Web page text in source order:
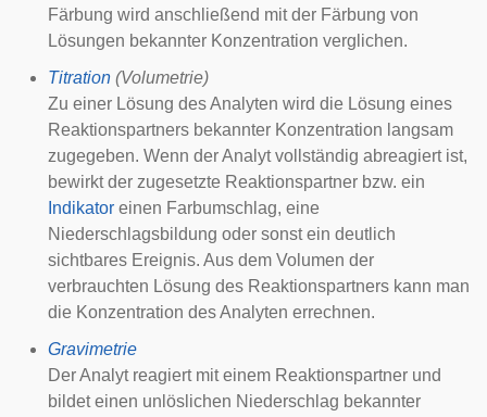
Färbung wird anschließend mit der Färbung von
Lösungen bekannter Konzentration verglichen.
Titration (Volumetrie)
Zu einer Lösung des Analyten wird die Lösung eines
Reaktionspartners bekannter Konzentration langsam
zugegeben. Wenn der Analyt vollständig abreagiert ist,
bewirkt der zugesetzte Reaktionspartner bzw. ein
Indikator einen Farbumschlag, eine
Niederschlagsbildung oder sonst ein deutlich
sichtbares Ereignis. Aus dem Volumen der
verbrauchten Lösung des Reaktionspartners kann man
die Konzentration des Analyten errechnen.
Gravimetrie
Der Analyt reagiert mit einem Reaktionspartner und
bildet einen unlöslichen Niederschlag bekannter